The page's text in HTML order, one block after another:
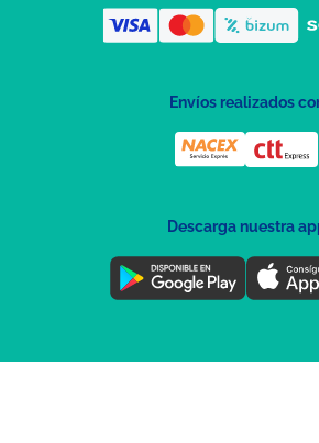
Envíos realizados
Descarga nuestra